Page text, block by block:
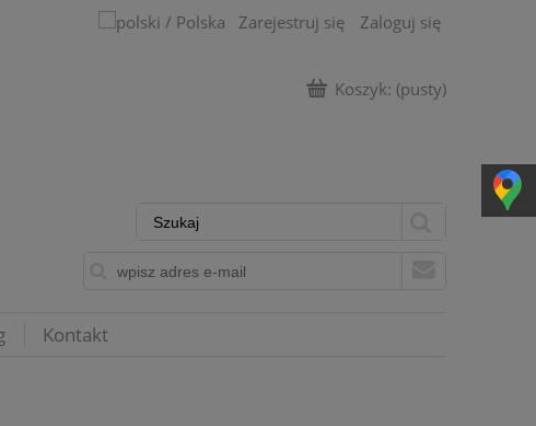
Zarejestruj się Zaloguj się
Koszyk: (pusty)
Kontakt